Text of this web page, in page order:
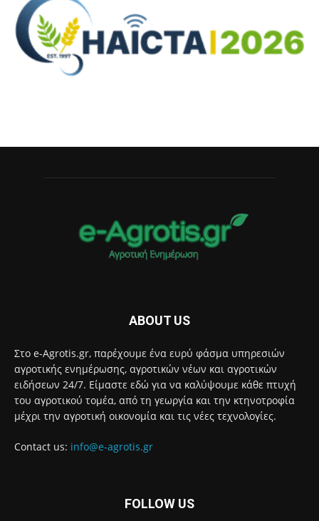
ABOUT US
Στο e-Agrotis.gr, παρέχουμε ένα ευρύ φάσμα υπηρεσιών
αγροτικής ενημέρωσης, αγροτικών νέων και αγροτικών
ειδήσεων 24/7. Είμαστε εδώ για να καλύψουμε κάθε πτυχή
του αγροτικού τομέα, από τη γεωργία και την κτηνοτροφία
μέχρι την αγροτική οικονομία και τις νέες τεχνολογίες.
Contact us: info@e-agrotis.gr
FOLLOW US